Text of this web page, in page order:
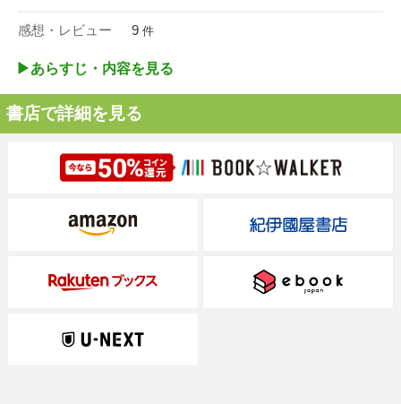
感想・レビュー 9 件
▶︎あらすじ・内容を見る
書店で詳細を見る